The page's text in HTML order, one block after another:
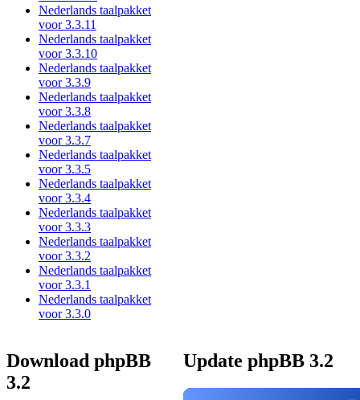
Nederlands taalpakket
voor 3.3.11
Nederlands taalpakket
voor 3.3.10
Nederlands taalpakket
voor 3.3.9
Nederlands taalpakket
voor 3.3.8
Nederlands taalpakket
voor 3.3.7
Nederlands taalpakket
voor 3.3.5
Nederlands taalpakket
voor 3.3.4
Nederlands taalpakket
voor 3.3.3
Nederlands taalpakket
voor 3.3.2
Nederlands taalpakket
voor 3.3.1
Nederlands taalpakket
voor 3.3.0
Download phpBB
3.2
Update phpBB 3.2